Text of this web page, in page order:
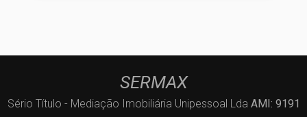
SERMAX
Sério Título - Mediação Imobiliária Unipessoal Lda AMI: 9191